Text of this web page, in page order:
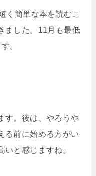
く簡単な本を読むこ
ました。11月も最低
。
す。後は、やろうや
る前に始める方がい
と感じますね。